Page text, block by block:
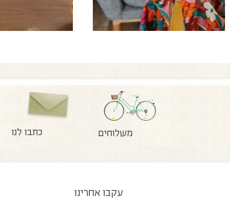
משלוחים כתבו לנו
עקבו אחרינו